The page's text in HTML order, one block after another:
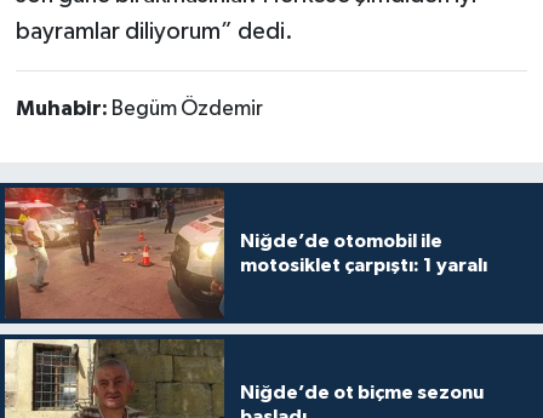
bayramlar diliyorum” dedi.
Muhabir: Begüm Özdemir
Niğde’de otomobil ile
motosiklet çarpıştı: 1 yaralı
Niğde’de ot biçme sezonu